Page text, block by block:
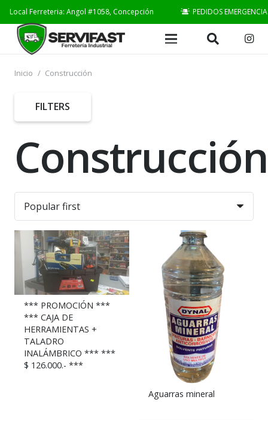
Local Ferreteria: Angol #1058, Concepción PEDIDOS EMERGENCIA
Inicio / Construcción
Construcción
*** PROMOCIÓN ***
*** CAJA DE
HERRAMIENTAS +
TALADRO
INALÁMBRICO *** ***
$ 126.000.- ***
Aguarras mineral
FILTERS